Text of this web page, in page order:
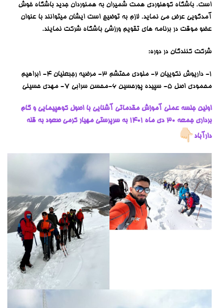
است. باشگاه کوهنوردی همت شمیران به همنوردان جدید باشگاه خوش
آمدگویی عرض می نماید. لازم به توضیح است ایشان میتوانند با عنوان
عضو موقت در برنامه های تقویم ورزشی باشگاه شرکت نمایند.
شرکت کنندگان در دوره:
۱- داریوش نکوییان ۲- ملودی محتشم ۳- مرضیه رجبعلیان ۴- ابراهیم
محمودی اصل ۵- سپیده پورحسین ۶-محسن سرابی 7- مهدی حسینی
اولین جلسه عملی آموزش مقدماتی آشنایی با اصول کوهپیمایی و گام
برداری جمعه 30 دی ماه ۱۴۰۱ به سرپرستی مهیار کرمی صعود به قله
دارآباد